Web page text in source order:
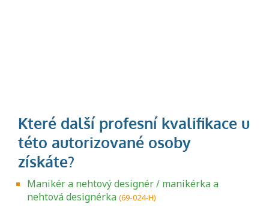
Manikér a nehtový designér / manikérka a
nehtová designérka (69-024-H)
Projděte si seznam profesních kvalifikací.